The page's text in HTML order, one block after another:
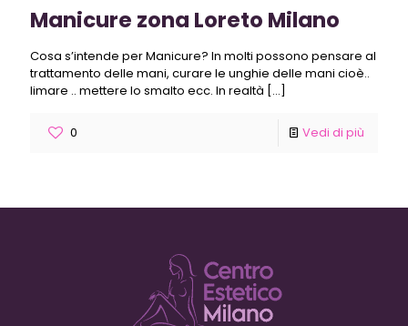
Manicure zona Loreto Milano
Cosa s’intende per Manicure? In molti possono pensare al
trattamento delle mani, curare le unghie delle mani cioè..
limare .. mettere lo smalto ecc. In realtà […]
0 Vedi di più